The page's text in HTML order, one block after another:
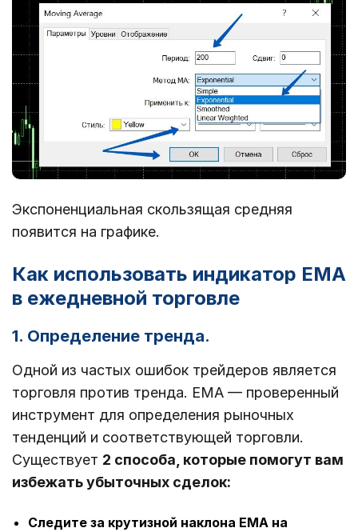
Экспоненциальная скользящая средняя
появится на графике.
Как использовать индикатор EMA
в ежедневной торговле
1. Определение тренда.
Одной из частых ошибок трейдеров является
торговля против тренда. EMA — проверенный
инструмент для определения рыночных
тенденций и соответствующей торговли.
Существует 2 способа, которые помогут вам
избежать убыточных сделок:
Следите за крутизной наклона EMA на